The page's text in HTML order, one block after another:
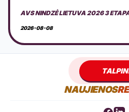
DOVILŲ KURORTO ŠVENTĖ 2026 +
2026-08-08
NAUJIENOS